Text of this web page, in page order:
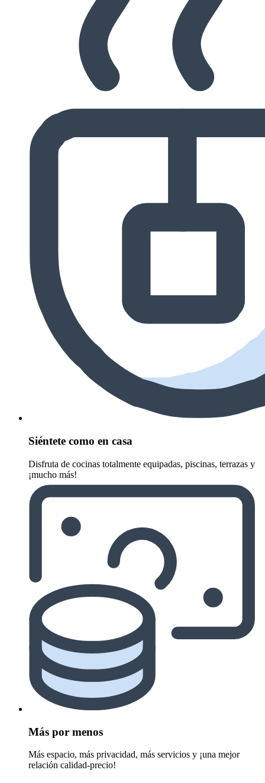
Siéntete como en casa
Disfruta de cocinas totalmente equipadas, piscinas, terrazas y
¡mucho más!
Más por menos
Más espacio, más privacidad, más servicios y ¡una mejor
relación calidad-precio!